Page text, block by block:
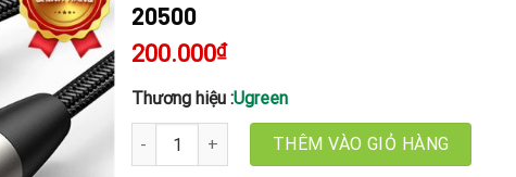
20500
200.000₫
Thương hiệu :Ugreen
Dây Nối Dài MIC XLR Canon 2M Ugreen 20500 số lượng
THÊM VÀO GIỎ HÀNG